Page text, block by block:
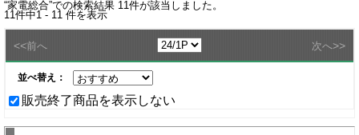
“家電総合”での検索結果 11件が該当しました。
11件中1 - 11 件を表示
<<前へ 次へ>>
並べ替え：
販売終了商品を表示しない